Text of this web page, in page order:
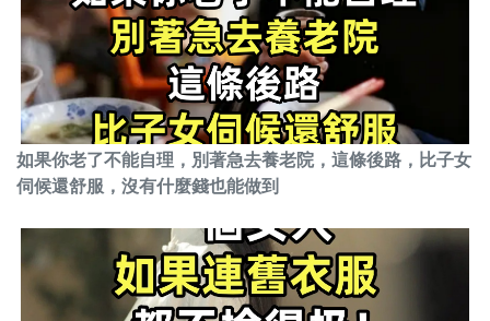
如果你老了不能自理，別著急去養老院，這條後路，比子女
伺候還舒服，沒有什麼錢也能做到